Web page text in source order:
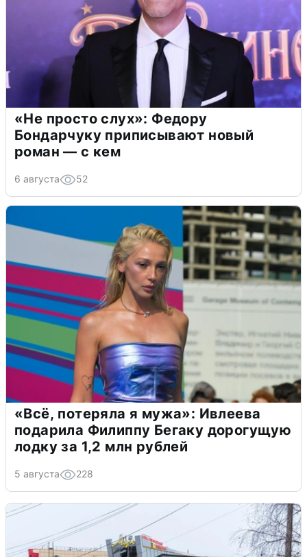
«Не просто слух»: Федору
Бондарчуку приписывают новый
роман — с кем
6 августа 52
«Всё, потеряла я мужа»: Ивлеева
подарила Филиппу Бегаку дорогущую
лодку за 1,2 млн рублей
5 августа 228